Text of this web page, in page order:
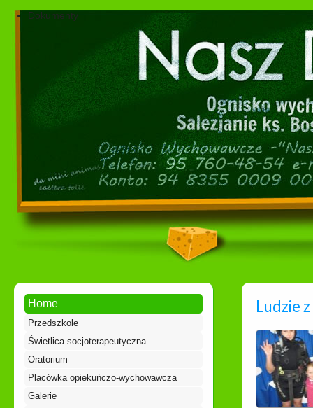
Dokumenty
Home
Przedszkole
Świetlica socjoterapeutyczna
Oratorium
Placówka opiekuńczo-wychowawcza
Galerie
Ludzie